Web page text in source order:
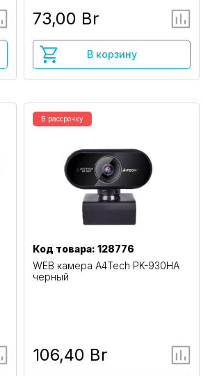
73,00 Br
В корзину
В рассрочку
Код товара: 128776
WEB камера A4Tech PK-930HA
черный
106,40 Br